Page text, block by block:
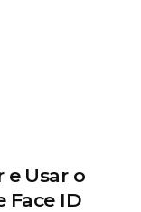
Usar o
Face ID